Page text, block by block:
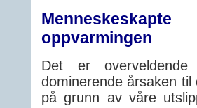
oppvarmingen
Det er
dominerende årsaken
på grunn av våre